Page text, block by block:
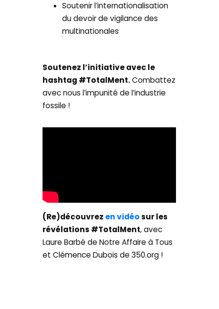
Soutenir l’internationalisation
du devoir de vigilance des
multinationales
Soutenez l’initiative avec le
hashtag #TotalMent.Combattez
avec nous l’impunité de l’industrie
fossile !
(Re)découvrez en vidéosur les
révélations #TotalMent, avec
Laure Barbé de Notre Affaire à Tous
et Clémence Dubois de 350.org !